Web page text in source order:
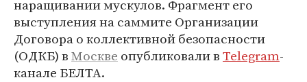
наращивании мускулов. Фрагмент его
выступления на саммите Организации
Договора о коллективной безопасности
(ОДКБ) вМоскве опубликовали вTelegram-
канале БЕЛТА.